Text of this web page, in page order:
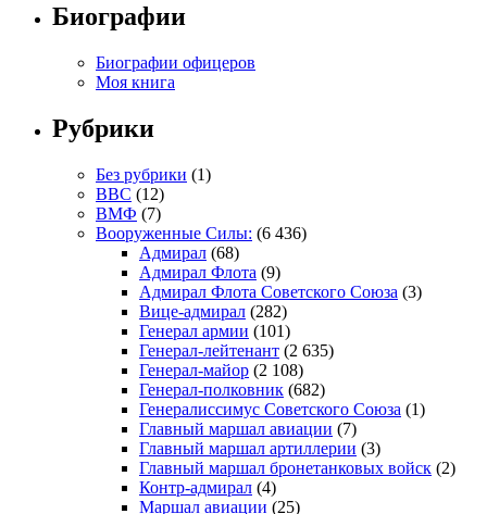
Биографии
Биографии офицеров
Моя книга
Рубрики
Без рубрики (1)
ВВС (12)
ВМФ (7)
Вооруженные Силы: (6 436)
Адмирал (68)
Адмирал Флота (9)
Адмирал Флота Советского Союза (3)
Вице-адмирал (282)
Генерал армии (101)
Генерал-лейтенант (2 635)
Генерал-майор (2 108)
Генерал-полковник (682)
Генералиссимус Советского Союза (1)
Главный маршал авиации (7)
Главный маршал артиллерии (3)
Главный маршал бронетанковых войск (2)
Контр-адмирал (4)
Маршал авиации (25)